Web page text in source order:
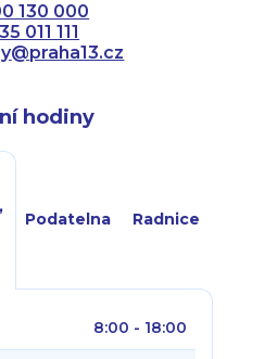
130 000
011 111
@praha13.cz
hodiny
Podatelna Radnice
8:00 - 18:00